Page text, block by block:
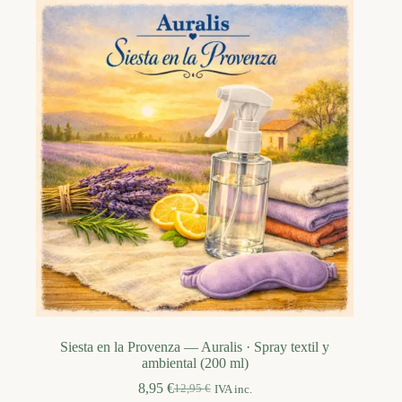
Siesta en la Provenza — Auralis · Spray textil y
ambiental (200 ml)
12,95€
El
8,95 €El
IVA inc.